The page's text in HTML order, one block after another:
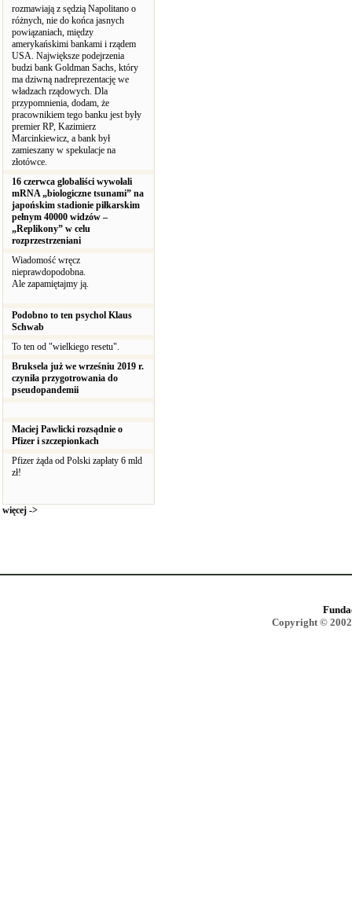
rozmawiają z sędzią Napolitano o
różnych, nie do końca jasnych
powiązaniach, między
amerykańskimi bankami i rządem
USA. Największe podejrzenia
budzi bank Goldman Sachs, który
ma dziwną nadreprezentację we
władzach rządowych. Dla
przypomnienia, dodam, że
pracownikiem tego banku jest były
premier RP, Kazimierz
Marcinkiewicz, a bank był
zamieszany w spekulacje na
złotówce.
16 czerwca globaliści wywołali
mRNA „biologiczne tsunami” na
japońskim stadionie piłkarskim
pełnym 40000 widzów –
„Replikony” w celu
rozprzestrzeniani
Wiadomość wręcz
nieprawdopodobna.
Ale zapamiętajmy ją.
Podobno to ten psychol Klaus
Schwab
To ten od "wielkiego resetu".
Bruksela już we wrześniu 2019 r.
czyniła przygotrowania do
pseudopandemii
Maciej Pawlicki rozsądnie o
Pfizer i szczepionkach
Pfizer żąda od Polski zapłaty 6 mld
zł!
więcej ->
Copyright ©